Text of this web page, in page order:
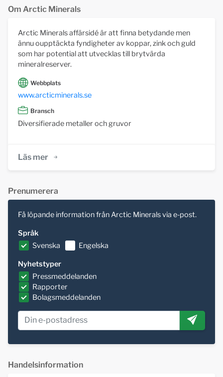
Om Arctic Minerals
Arctic Minerals affärsidé är att finna betydande men
ännu oupptäckta fyndigheter av koppar, zink och guld
som har potential att utvecklas till brytvärda
mineralreserver.
Webbplats
www.arcticminerals.se
Bransch
Diversifierade metaller och gruvor
Läs mer
Prenumerera
Få löpande information från Arctic Minerals via e-post.
Språk
Svenska
Engelska
Nyhetstyper
Pressmeddelanden
Rapporter
Bolagsmeddelanden
Handelsinformation